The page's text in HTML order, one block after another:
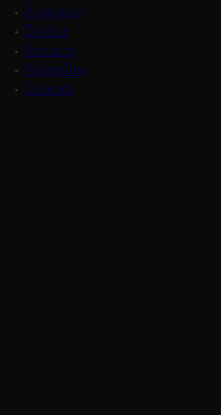
À propos
Projets
Services
Nouvelles
Contact